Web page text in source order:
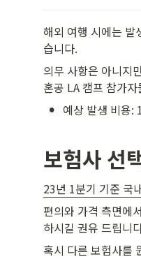
해외 여행 시에는 발
습니다.
의무 사항은 아니지
혼공 LA 캠프 참가자
• 예상 발생 비용:
보험사 선
23년 1분기 기준 국
편의와 가격 측면에
하시길 권유 드립니
혹시 다른 보험사를